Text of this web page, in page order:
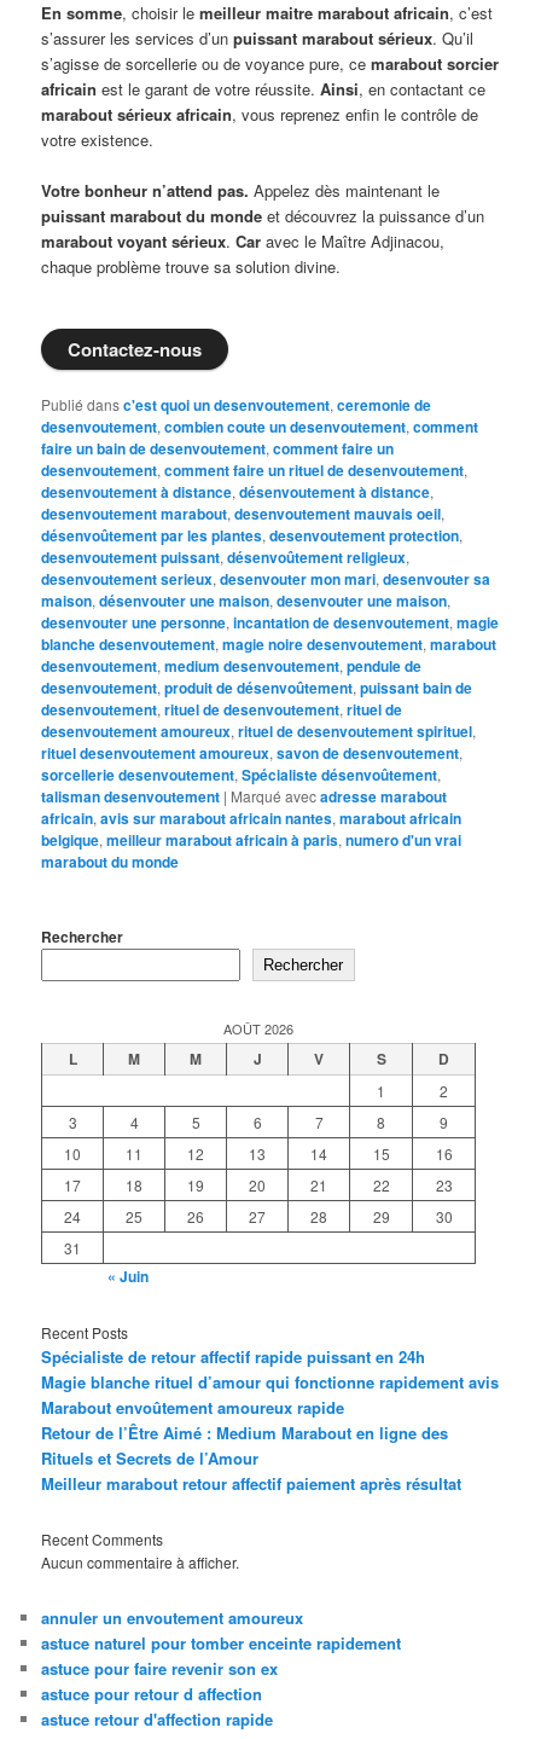
En somme, choisir lemeilleur maitre marabout africain, c’est
s’assurer les services d’unpuissant marabout sérieux. Qu’il
s’agisse de sorcellerie ou de voyance pure, cemarabout sorcier
africain est le garant de votre réussite.Ainsi, en contactant ce
marabout sérieux africain, vous reprenez enfin le contrôle de
votre existence.
Votre bonheur n’attend pas. Appelez dès maintenant le
puissant marabout du monde et découvrez la puissance d’un
marabout voyant sérieux.Car avec le Maître Adjinacou,
chaque problème trouve sa solution divine.
Contactez-nous
Publié dansc'est quoi un desenvoutement,ceremonie de
desenvoutement,combien coute un desenvoutement,comment
faire un bain de desenvoutement,comment faire un
desenvoutement,comment faire un rituel de desenvoutement,
desenvoutement à distance,désenvoutement à distance,
desenvoutement marabout,desenvoutement mauvais oeil,
désenvoûtement par les plantes,desenvoutement protection,
desenvoutement puissant,désenvoûtement religieux,
desenvoutement serieux,desenvouter mon mari,desenvouter sa
maison,désenvouter une maison,desenvouter une maison,
desenvouter une personne,incantation de desenvoutement,magie
blanche desenvoutement,magie noire desenvoutement,marabout
desenvoutement,medium desenvoutement,pendule de
desenvoutement,produit de désenvoûtement,puissant bain de
desenvoutement,rituel de desenvoutement,rituel de
desenvoutement amoureux,rituel de desenvoutement spirituel,
rituel desenvoutement amoureux,savon de desenvoutement,
sorcellerie desenvoutement,Spécialiste désenvoûtement,
talisman desenvoutement | Marqué avecadresse marabout
africain,avis sur marabout africain nantes,marabout africain
belgique,meilleur marabout africain à paris,numero d'un vrai
marabout du monde
Rechercher
Rechercher
AOÛT 2026
L M M J V S D
1
2
3
4 5 6 7 8
9
10
11 12 13 14 15
16
17
18 19 20 21 22
23
24
25 26 27 28 29
30
31
« Juin
Recent Posts
Spécialiste de retour affectif rapide puissant en 24h
Magie blanche rituel d’amour qui fonctionne rapidement avis
Marabout envoûtement amoureux rapide
Retour de l’Être Aimé : Medium Marabout en ligne des
Rituels et Secrets de l’Amour
Meilleur marabout retour affectif paiement après résultat
Recent Comments
Aucun commentaire à afficher.
annuler un envoutement amoureux
astuce naturel pour tomber enceinte rapidement
astuce pour faire revenir son ex
astuce pour retour d affection
astuce retour d'affection rapide